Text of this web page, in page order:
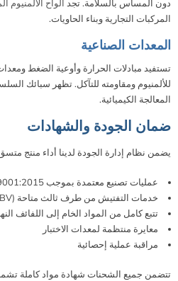
دون المساس بالسلامة. تجد ألواح الألمنيوم
المركبات التجارية وبناء الحاويات.
المعدات الصناعية
تستفيد مبادلات الحرارة وأوعية الضغط
المعالجة الكيميائية.
ضمان الجودة والشهادات
يضمن نظام إدارة الجودة لدينا أداء منتج
عمليات تصنيع معتمدة بموجب ISO 9001:2015
خدمات التفتيش من طرف ثالث متاحة (SGS، BV، إلخ)
تتبع كامل من المواد الخام إلى اللفائف
معايرة منتظمة لمعدات الاختبار
مراقبة عملية إحصائية
تتضمن جميع الشحنات شهادة مواد كاملة